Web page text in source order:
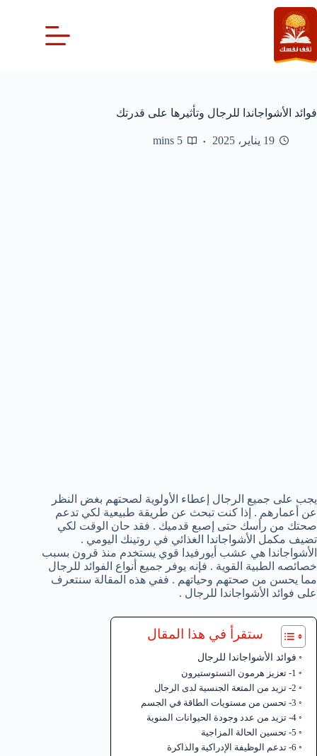
التجاوز
إلى
المحتوى
فوائد الأشواجاندا للرجال وتأثيرها على قدرتك
19 يناير، 2025 5 mins
يجب على جميع الرجال إعطاء الأولوية لصحتهم بغض النظر
عن أعمارهم . إذا كنت تبحث عن طريقة طبيعية لكي تدعم
صحتك من رأسك حتى إصبع قدميك . فقد حان الوقت لكي
تضيف مكمل الأشواجاندا الغذائي في روتينك اليومي .
الأشواجاندا هي عشب أيورفيدا قوي يستخدم منذ قرون بسبب
خصائصه الطبية القوية . فإنه يوفر جميع أنواع الفوائد للرجال
مما يحسن من صحتهم وحياتهم . ففي هذه المقالة سنتعرف
على فوائد الأشواجاندا للرجال .
ستقرأ في هذا المقال
فوائد الأشواجاندا للرجال
1- تعزيز هرمون التستوستيرون
2- تزيد من المتعة الجنسية لدى الرجال
3- تحسن من مستويات الطاقة في الجسم
4- تزيد من عدد وجودة الحيوانات المنوية
5- تحسين الحالة المزاجية
6- تدعم الوظيفة الإدراكية والذاكرة